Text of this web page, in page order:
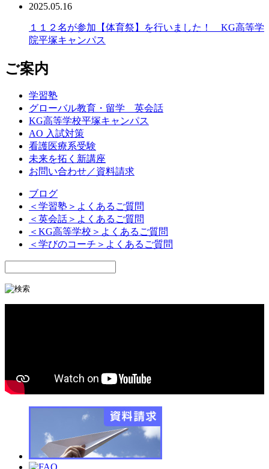
2025.05.16
１１２名が参加【体育祭】を行いました！ KG高等学
院平塚キャンパス
ご案内
学習塾
グローバル教育・留学 英会話
KG高等学校平塚キャンパス
AO 入試対策
看護医療系受験
未来を拓く新講座
お問い合わせ／資料請求
ブログ
＜学習塾＞よくあるご質問
＜英会話＞よくあるご質問
＜KG高等学校＞よくあるご質問
＜学びのコーチ＞よくあるご質問